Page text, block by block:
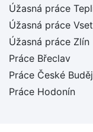
Úžasná práce
Úžasná práce
Úžasná práce Zlín
Práce Břeclav
Práce České
Práce Hodonín